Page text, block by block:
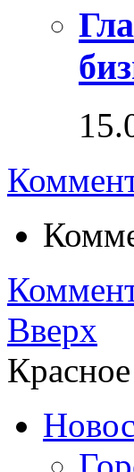
Вверх